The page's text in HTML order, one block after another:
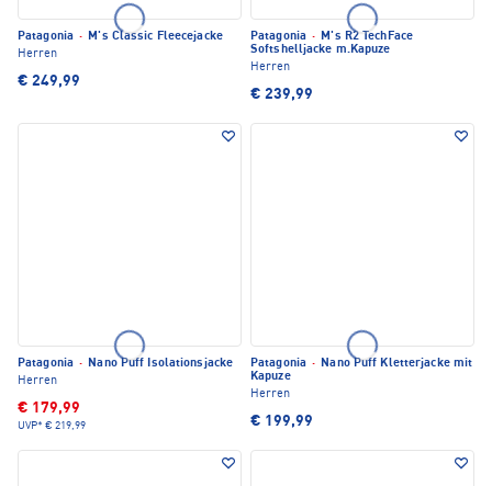
Patagonia · M's Classic Fleecejacke
Herren
€ 249,99
Patagonia · M's R2 TechFace
Softshelljacke m.Kapuze
Herren
€ 239,99
Patagonia · Nano Puff Isolationsjacke
Herren
€ 179,99
UVP* € 219,99
Patagonia · Nano Puff Kletterjacke mit
Kapuze
Herren
€ 199,99